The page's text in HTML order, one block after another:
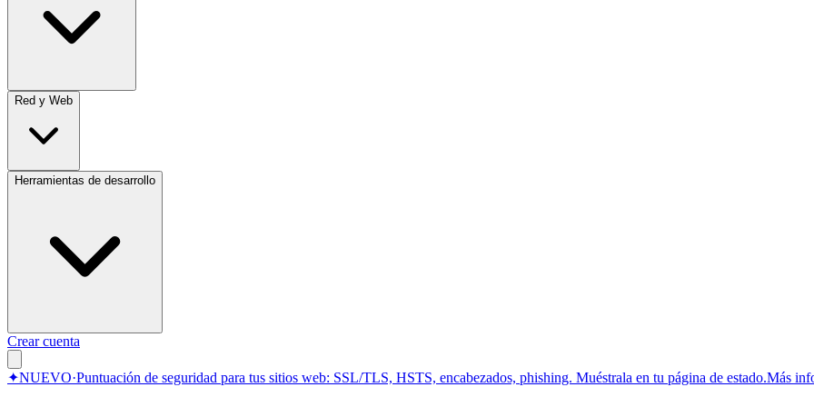
Red y Web
Herramientas de desarrollo
Crear cuenta
✦NUEVO·Puntuación de seguridad para tus sitios web: SSL/TLS, HSTS, encabezados, phishing. Muéstrala en tu página de estado.Más